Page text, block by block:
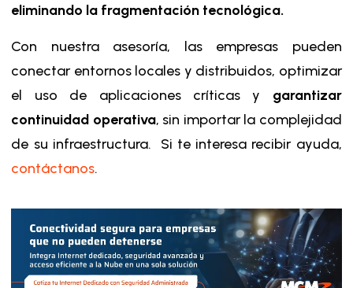
eliminando la fragmentación tecnológica.
Con nuestra asesoría, las empresas pueden
conectar entornos locales y distribuidos, optimizar
el uso de aplicaciones críticas y garantizar
continuidad operativa, sin importar la complejidad
de su infraestructura. Si te interesa recibir ayuda,
contáctanos.